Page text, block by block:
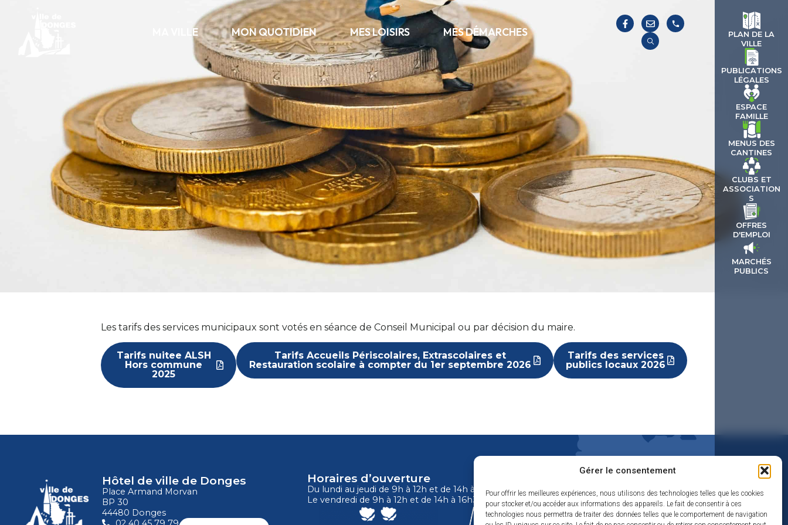
Gérer le consentement
Pour offrir les meilleures expériences, nous utilisons des technologies telles que les cookies
pour stocker et/ou accéder aux informations des appareils. Le fait de consentir à ces
technologies nous permettra de traiter des données telles que le comportement de navigation
MA VILLE MON QUOTIDIEN MES LOISIRS MES DÉMARCHES
PLAN DE LA
VILLE
PUBLICATIONS
LÉGALES
ESPACE
FAMILLE
MENUS DES
CANTINES
CLUBS ET
ASSOCIATION
S
OFFRES
D'EMPLOI
MARCHÉS
PUBLICS
Les tarifs des services municipaux sont votés en séance de Conseil Municipal ou par décision du maire.
Tarifs nuitee ALSH
Hors commune
2025
Tarifs Accueils Périscolaires, Extrascolaires et
Restauration scolaire à compter du 1er septembre 2026
Tarifs des services
publics locaux 2026
Hôtel de ville de Donges
Place Armand Morvan
BP 30
44480 Donges
Horaires d’ouverture
Du lundi au jeudi de 9h à 12h et de 14h à 17h
Le vendredi de 9h à 12h et de 14h à 16h30